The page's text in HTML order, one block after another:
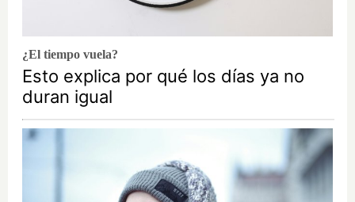
¿El tiempo vuela?
Esto explica por qué los días ya no
duran igual